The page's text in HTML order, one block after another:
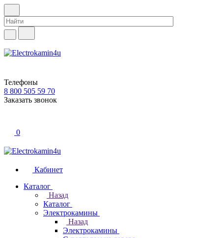
Телефоны
8 800 505 59 70
Заказать звонок
0
Кабинет
Каталог
Назад
Каталог
Электрокамины
Назад
Электрокамины